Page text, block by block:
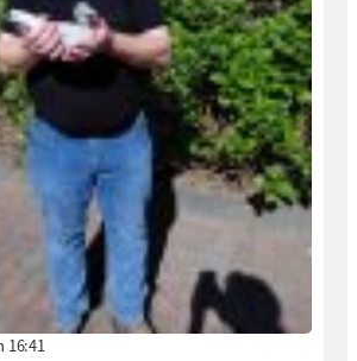
16:41